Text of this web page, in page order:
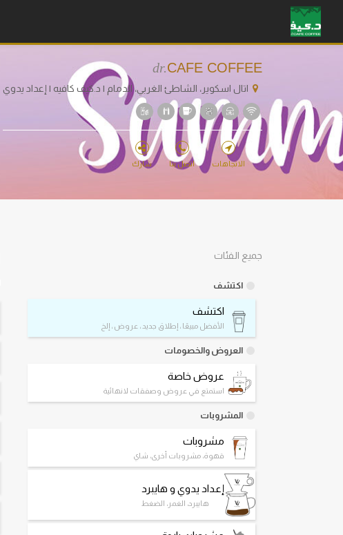
dr.CAFE COFFEE
اتال اسكوير، الشاطئ الغربي، الدمام | د.كيف كافيه | إعداد يدوي
الاتجاهات اتصل بنا شارك
جميع الفئات
اكتشف
اكتشف
الأفضل مبيعًا ، إطلاق جديد ، عروض ، إلخ
العروض والخصومات
عروض خاصة
استمتع في عروض وصفقات لانهائية
المشروبات
مشروبات
قهوة، مشروبات أخرى، شاي
إعداد يدوي و هايبرد
هايبرد، الغمر، الضغط